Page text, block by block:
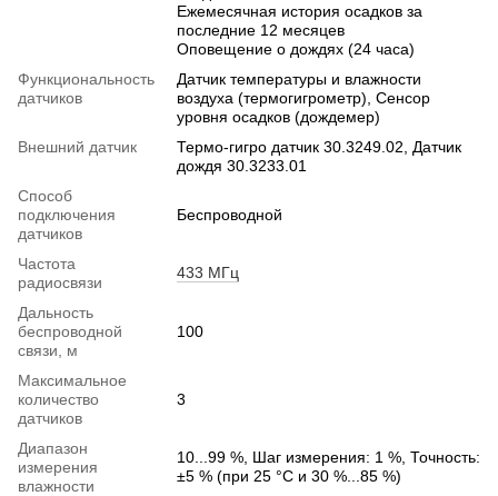
Ежемесячная история осадков за
последние 12 месяцев
Оповещение о дождях (24 часа)
Функциональность
датчиков
Датчик температуры и влажности
воздуха (термогигрометр), Сенсор
уровня осадков (дождемер)
Внешний датчик
Термо-гигро датчик 30.3249.02, Датчик
дождя 30.3233.01
Способ
подключения
датчиков
Беспроводной
Частота
радиосвязи
433 МГц
Дальность
беспроводной
связи, м
100
Максимальное
количество
датчиков
3
Диапазон
измерения
влажности
10...99 %, Шаг измерения: 1 %, Точность:
±5 % (при 25 °C и 30 %...85 %)